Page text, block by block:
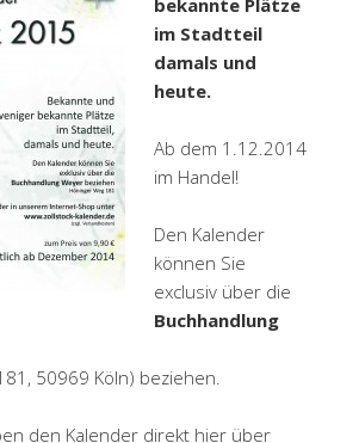
bekannte Plätze
im Stadtteil
damals und
heute.
Ab dem 1.12.2014
im Handel!
Den Kalender
können Sie
exclusiv über die
Buchhandlung
50969 Köln) beziehen.
den Kalender direkt hier über